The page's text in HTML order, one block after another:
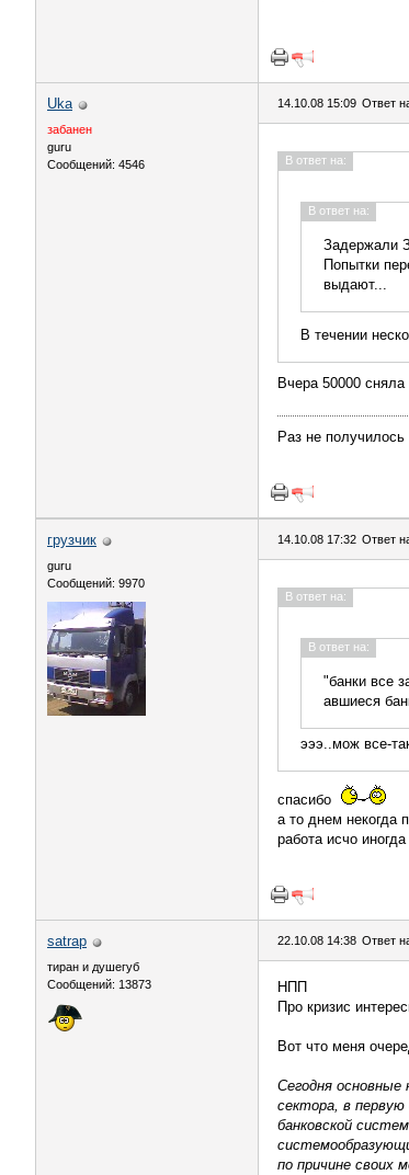
Uka
забанен
guru
Сообщений: 4546
14.10.08 15:09 Ответ
В ответ на:
В ответ на:
Задержали
Попытки
выдают...
В течении
Вчера 50000
Раз не
грузчик
guru
Сообщений: 9970
14.10.08 17:32 Ответ
В ответ на:
В ответ на:
"банки все
авшиеся
эээ..мож все-
спасибо
а то днем некогда
работа исчо
satrap
тиран и душегуб
Сообщений: 13873
22.10.08 14:38 Ответ
НПП
Про кризис
Вот что меня
Сегодня
сектора, в первую
банковской
по причине своих